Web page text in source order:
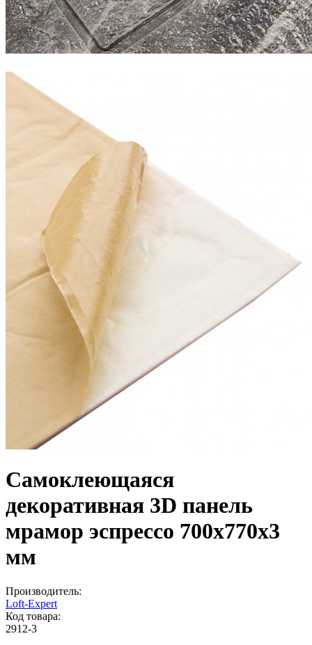
Самоклеющаяся
декоративная 3D панель
мрамор эспрессо 700x770x3
мм
Производитель:
Loft-Expert
Код товара:
2912-3